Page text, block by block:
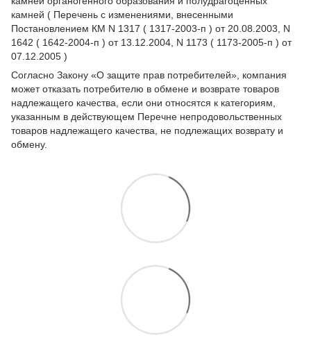
камней ( Перечень с изменениями, внесенными
Постановлением КМ N 1317 ( 1317-2003-п ) от 20.08.2003, N
1642 ( 1642-2004-п ) от 13.12.2004, N 1173 ( 1173-2005-п ) от
07.12.2005 )
Согласно Закону «О защите прав потребителей» , компания
может отказать потребителю в обмене и возврате товаров
надлежащего качества, если они относятся к категориям,
указанным в действующем Перечне непродовольственных
товаров надлежащего качества, не подлежащих возврату и
обмену.